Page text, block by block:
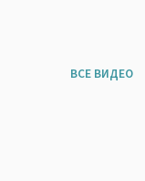
ВСЕ ВИДЕО
До и После